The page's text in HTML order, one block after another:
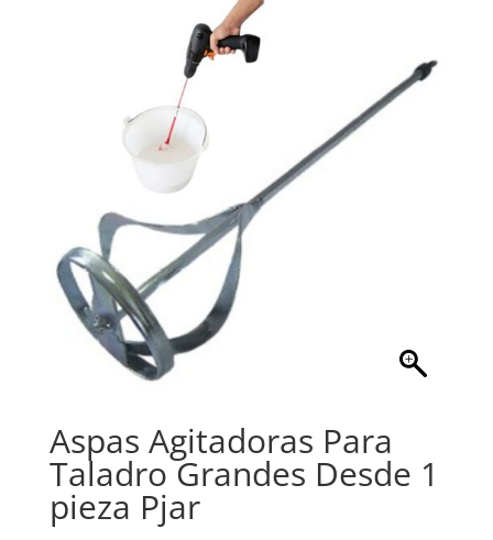
Aspas Agitadoras Para
Taladro Grandes Desde 1
pieza Pjar